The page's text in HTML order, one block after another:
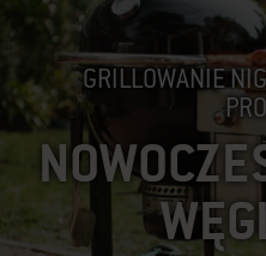
GRILLOWANIE